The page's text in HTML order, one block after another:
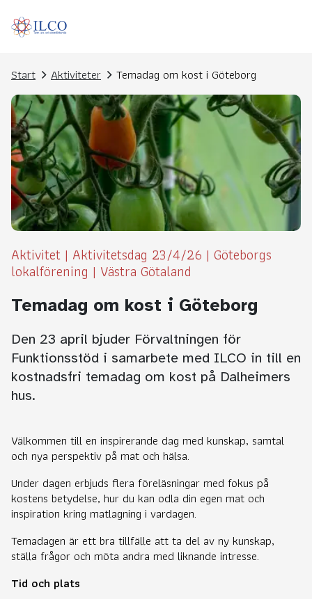
Start Aktiviteter Temadag om kost i Göteborg
Aktivitet | Aktivitetsdag 23/4/26 | Göteborgs
lokalförening | Västra Götaland
Temadag om kost i Göteborg
Den 23 april bjuder Förvaltningen för
Funktionsstöd i samarbete med ILCO in till en
kostnadsfri temadag om kost på Dalheimers
hus.
Välkommen till en inspirerande dag med kunskap, samtal
och nya perspektiv på mat och hälsa.
Under dagen erbjuds flera föreläsningar med fokus på
kostens betydelse, hur du kan odla din egen mat och
inspiration kring matlagning i vardagen.
Temadagen är ett bra tillfälle att ta del av ny kunskap,
ställa frågor och möta andra med liknande intresse.
Tid och plats